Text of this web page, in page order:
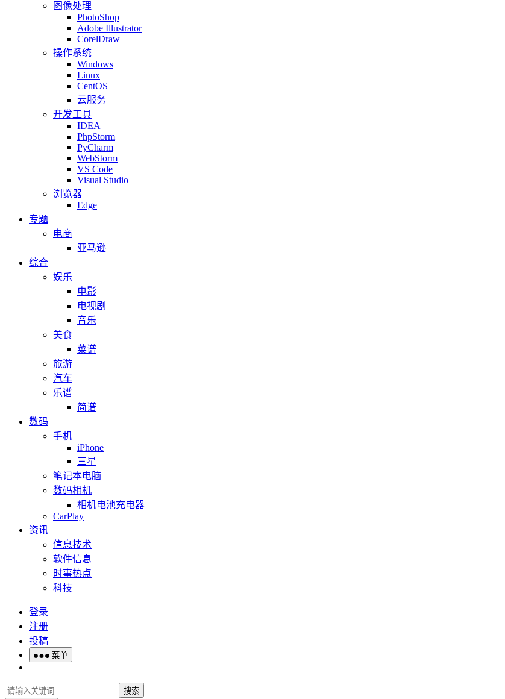
图像处理
PhotoShop
Adobe Illustrator
CorelDraw
操作系统
Windows
Linux
CentOS
云服务
开发工具
IDEA
PhpStorm
PyCharm
WebStorm
VS Code
Visual Studio
浏览器
Edge
专题
电商
亚马逊
综合
娱乐
电影
电视剧
音乐
美食
菜谱
旅游
汽车
乐谱
简谱
数码
手机
iPhone
三星
笔记本电脑
数码相机
相机电池充电器
CarPlay
资讯
信息技术
软件信息
时事热点
科技
登录
注册
投稿
菜单
搜索